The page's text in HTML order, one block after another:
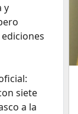
y
siete
a la